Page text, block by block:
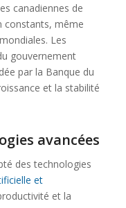
canadiennes de
constants, même
Les
gouvernement
par la Banque du
et la stabilité
avancées
des technologies
et
et la